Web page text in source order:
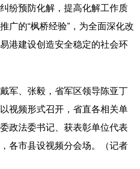
纷预防化解，提高化解工作质
广的“枫桥经验”，为全面深化改
港建设创造安全稳定的社会环
、张毅，省军区领导陈亚丁
视频形式召开，省直各相关单
政法委书记、获表彰单位代表
各市县设视频分会场。（记者